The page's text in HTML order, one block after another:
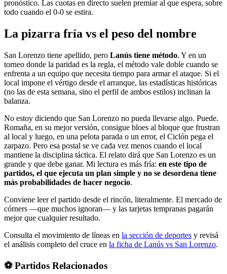
pronóstico. Las cuotas en directo suelen premiar al que espera, sobre
todo cuando el 0-0 se estira.
La pizarra fría vs el peso del nombre
San Lorenzo tiene apellido, pero Lanús tiene método. Y en un
torneo donde la paridad es la regla, el método vale doble cuando se
enfrenta a un equipo que necesita tiempo para armar el ataque. Si el
local impone el vértigo desde el arranque, las estadísticas históricas
(no las de esta semana, sino el perfil de ambos estilos) inclinan la
balanza.
No estoy diciendo que San Lorenzo no pueda llevarse algo. Puede.
Romaña, en su mejor versión, consigue bloes al bloque que frustran
al local y luego, en una pelota parada o un error, el Ciclón pega el
zarpazo. Pero esa postal se ve cada vez menos cuando el local
mantiene la disciplina táctica. El relato dirá que San Lorenzo es un
grande y que debe ganar. Mi lectura es más fría: en este tipo de
partidos, el que ejecuta un plan simple y no se desordena tiene
más probabilidades de hacer negocio.
Conviene leer el partido desde el rincón, literalmente. El mercado de
córners —que muchos ignoran— y las tarjetas tempranas pagarán
mejor que cualquier resultado.
Consulta el movimiento de líneas en la sección de deportes y revisá
el análisis completo del cruce en la ficha de Lanús vs San Lorenzo.
⚽ Partidos Relacionados